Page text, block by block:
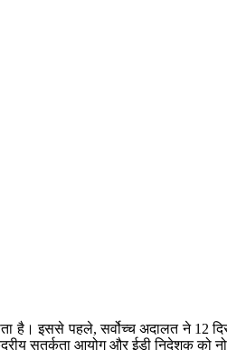
है। इससे पहले, सर्वोच्च अदालत ने 12
सतर्कता आयोग और ईडी निदेशक को